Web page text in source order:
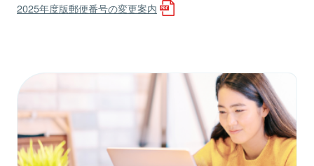
2025年度版郵便番号の変更案内